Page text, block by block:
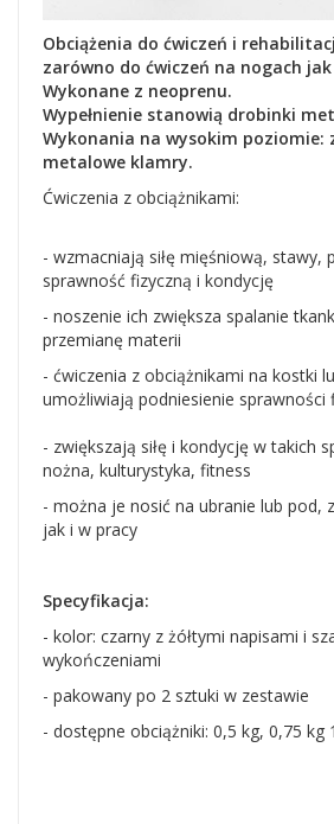
Obciążenia do ćwiczeń i
zarówno do ćwiczeń na nogach
Wykonane z neoprenu.
Wypełnienie stanowią drobinki
Wykonania na wysokim poziomie:
metalowe klamry.
Ćwiczenia z obciążnikami:
- wzmacniają siłę mięśniową, stawy,
sprawność fizyczną i kondycję
- noszenie ich zwiększa spalanie
przemianę materii
- ćwiczenia z obciążnikami na kostki
umożliwiają podniesienie sprawności
- zwiększają siłę i kondycję w takich
nożna, kulturystyka, fitness
- można je nosić na ubranie lub pod,
jak i w pracy
Specyfikacja:
- kolor: czarny z żółtymi napisami i
wykończeniami
- pakowany po 2 sztuki w zestawie
- dostępne obciążniki: 0,5 kg, 0,75 kg